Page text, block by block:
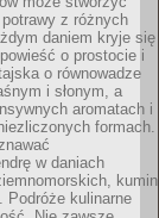
z różnych
daniem kryje się
o prostocie i
o równowadze
i słonym, a
aromatach i
formach.
w daniach
kumin
Podróże kulinarne